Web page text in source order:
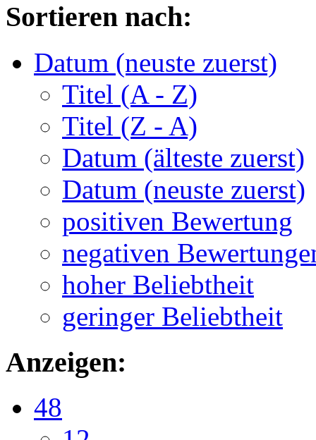
Sortieren nach:
Datum (neuste zuerst)
Titel (A - Z)
Titel (Z - A)
Datum (älteste zuerst)
Datum (neuste zuerst)
positiven Bewertung
negativen
hoher Beliebtheit
geringer Beliebtheit
Anzeigen:
48